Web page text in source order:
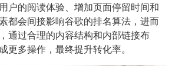
户的阅读体验、增加页面停留时间和
都会间接影响谷歌的排名算法，进而
通过合理的内容结构和内部链接布
更多操作，最终提升转化率。